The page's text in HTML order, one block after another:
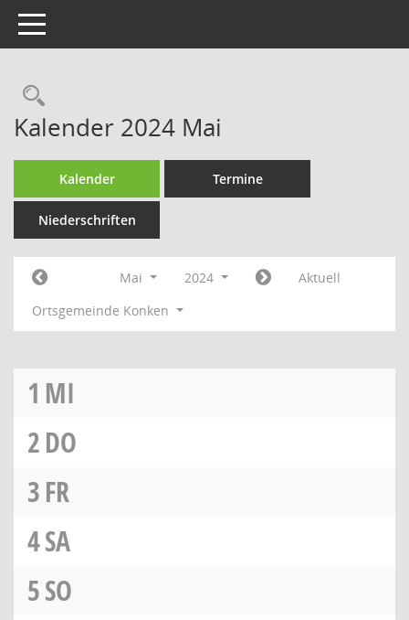
Toggle navigation
Rechercheauswahl
Kalender 2024 Mai
Kalender Termine
Niederschriften
Mai 2024
Aktuell
Ortsgemeinde Konken
1 MI
2DO
3FR
4SA
5SO